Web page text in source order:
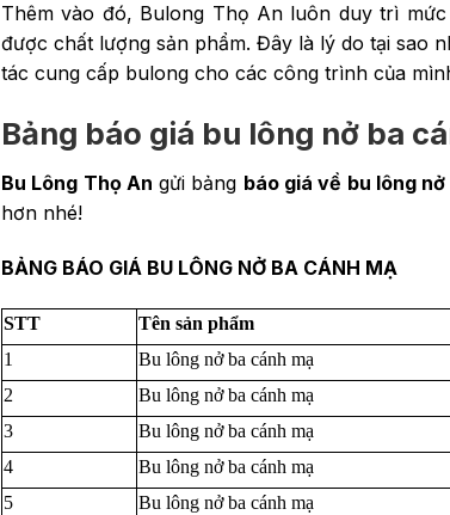
Thêm vào đó, Bulong Thọ An luôn duy trì
được chất lượng sản phẩm. Đây là lý do tại sao
tác cung cấp bulong cho các công trình của
Bảng báo giá bu lông nở ba
Bu Lông Thọ An gửi bảng báo giá về bu lông
hơn nhé!
BẢNG BÁO GIÁ BU LÔNG NỞ BA CÁNH MẠ
STT Tên sản phẩm
1
Bu lông nở ba cánh mạ
2
Bu lông nở ba cánh mạ
3
Bu lông nở ba cánh mạ
4
Bu lông nở ba cánh mạ
5
Bu lông nở ba cánh mạ